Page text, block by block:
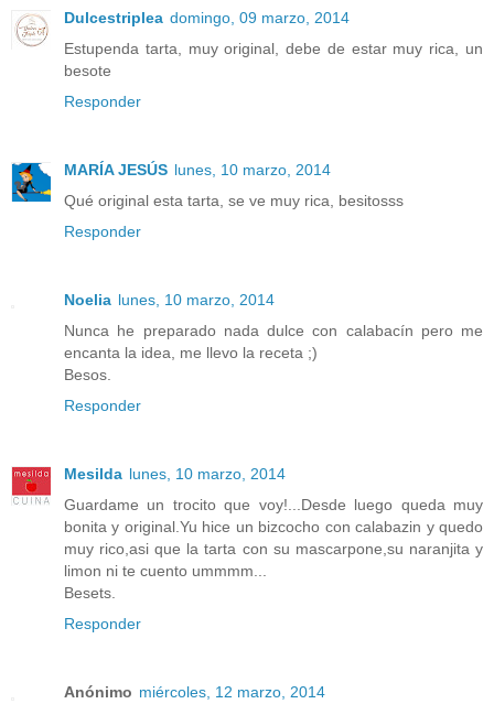
Dulcestriplea domingo, 09 marzo, 2014
Estupenda tarta, muy original, debe de estar muy rica, un
besote
Responder
MARÍA JESÚS lunes, 10 marzo, 2014
Qué original esta tarta, se ve muy rica, besitosss
Responder
Noelia lunes, 10 marzo, 2014
Nunca he preparado nada dulce con calabacín pero me
encanta la idea, me llevo la receta ;)
Besos.
Responder
Mesilda lunes, 10 marzo, 2014
Guardame un trocito que voy!...Desde luego queda muy
bonita y original.Yu hice un bizcocho con calabazin y quedo
muy rico,asi que la tarta con su mascarpone,su naranjita y
limon ni te cuento ummmm...
Besets.
Responder
Anónimo miércoles, 12 marzo, 2014